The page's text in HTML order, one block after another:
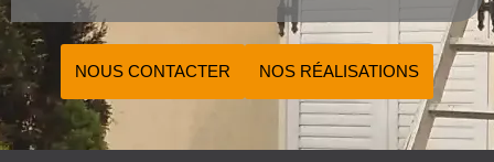
NOUS CONTACTER NOS RÉALISATIONS